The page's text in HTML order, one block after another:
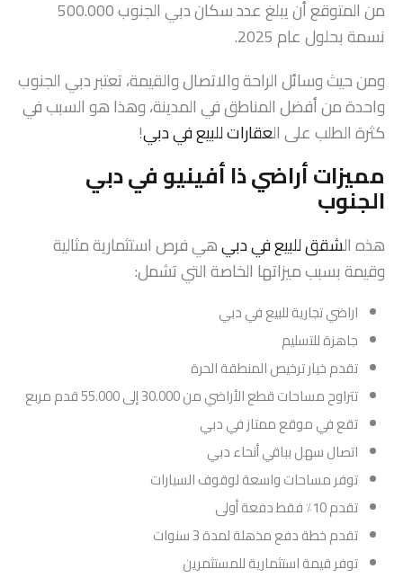
من المتوقع أن يبلغ عدد سكان دبي الجنوب 500.000
نسمة بحلول عام 2025.
ومن حيث وسائل الراحة والاتصال والقيمة، تعتبر دبي الجنوب
واحدة من أفضل المناطق في المدينة، وهذا هو السبب في
كثرة الطلب على العقارات للبيع في دبي!
مميزات أراضي ذا أفينيو في دبي
الجنوب
هذه الشقق للبيع في دبيهي فرص استثمارية مثالية
وقيمة بسبب ميزاتها الخاصة التي تشمل:
اراضي تجارية للبيع في دبي
جاهزة للتسليم
تقدم خيار ترخيص المنطقة الحرة
تتراوح مساحات قطع الأراضي من 30.000 إلى 55.000 قدم مربع
تقع في موقع ممتاز في دبي
اتصال سهل بباقي أنحاء دبي
توفر مساحات واسعة لوقوف السيارات
تقدم 10٪ فقط دفعة أولى
تقدم خطة دفع مذهلة لمدة 3 سنوات
توفر قيمة استثمارية للمستثمرين